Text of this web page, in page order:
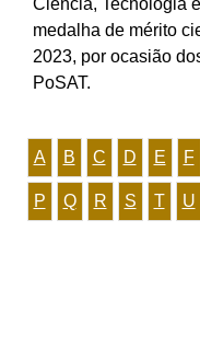
Ciência, Tecnologia
medalha de mérito
2023, por ocasião
PoSAT.
A B C D E F
P Q R S T U